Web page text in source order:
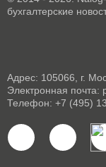
бухгалтерские
Адрес: 105066, г.
Электронная почта:
Телефон: +7 (495)